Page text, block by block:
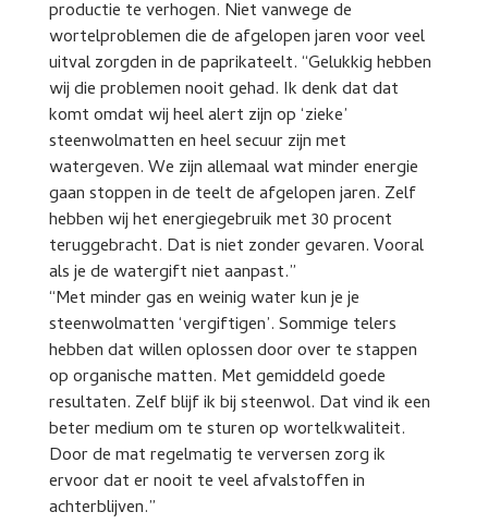
productie te verhogen. Niet vanwege de
wortelproblemen die de afgelopen jaren voor veel
uitval zorgden in de paprikateelt. “Gelukkig hebben
wij die problemen nooit gehad. Ik denk dat dat
komt omdat wij heel alert zijn op ‘zieke’
steenwolmatten en heel secuur zijn met
watergeven. We zijn allemaal wat minder energie
gaan stoppen in de teelt de afgelopen jaren. Zelf
hebben wij het energiegebruik met 30 procent
teruggebracht. Dat is niet zonder gevaren. Vooral
als je de watergift niet aanpast.”
“Met minder gas en weinig water kun je je
steenwolmatten ‘vergiftigen’. Sommige telers
hebben dat willen oplossen door over te stappen
op organische matten. Met gemiddeld goede
resultaten. Zelf blijf ik bij steenwol. Dat vind ik een
beter medium om te sturen op wortelkwaliteit.
Door de mat regelmatig te verversen zorg ik
ervoor dat er nooit te veel afvalstoffen in
achterblijven.”